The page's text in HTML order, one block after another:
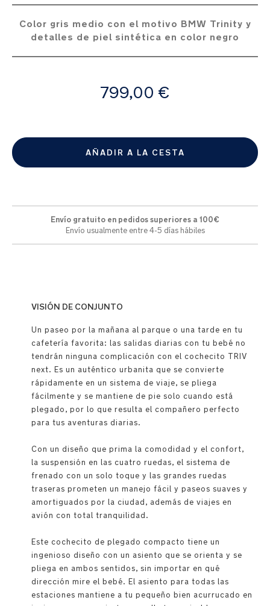
galería
imágenes
Color gris medio con el motivo BMW Trinity y
detalles de piel sintética en color negro
A
partir
799,00 €
AÑADIR A LA CESTA
Envío gratuito en pedidos superiores a 100€
Envío usualmente entre 4-5 días hábiles
VISIÓN DE CONJUNTO
Un paseo por la mañana al parque o una tarde en tu
cafetería favorita: las salidas diarias con tu bebé no
tendrán ninguna complicación con el cochecito TRIV
next. Es un auténtico urbanita que se convierte
rápidamente en un sistema de viaje, se pliega
fácilmente y se mantiene de pie solo cuando está
plegado, por lo que resulta el compañero perfecto
para tus aventuras diarias.
Con un diseño que prima la comodidad y el confort,
la suspensión en las cuatro ruedas, el sistema de
frenado con un solo toque y las grandes ruedas
traseras prometen un manejo fácil y paseos suaves y
amortiguados por la ciudad, además de viajes en
avión con total tranquilidad.
Este cochecito de plegado compacto tiene un
ingenioso diseño con un asiento que se orienta y se
pliega en ambos sentidos, sin importar en qué
dirección mire el bebé. El asiento para todas las
estaciones mantiene a tu pequeño bien acurrucado en